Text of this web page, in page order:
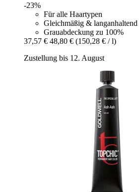
-23%
Für alle Haartypen
Gleichmäßig & langanhaltend
Grauabdeckung zu 100%
37,57 € 48,80 € (150,28 € / l)
Zustellung bis 12. August